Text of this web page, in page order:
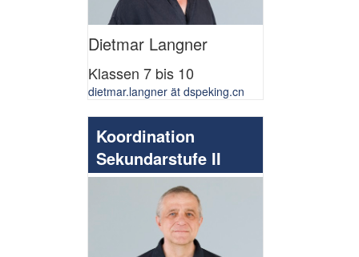
Dietmar Langner
Klassen 7 bis 10
dietmar.langner ät dspeking.cn
Koordination
Sekundarstufe II